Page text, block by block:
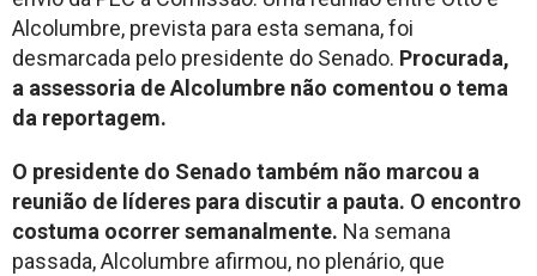
Alcolumbre, prevista para esta semana, foi
desmarcada pelo presidente do Senado. Procurada,
a assessoria de Alcolumbre não comentou o tema
da reportagem.
O presidente do Senado também não marcou a
reunião de líderes para discutir a pauta. O encontro
costuma ocorrer semanalmente. Na semana
passada, Alcolumbre afirmou, no plenário, que